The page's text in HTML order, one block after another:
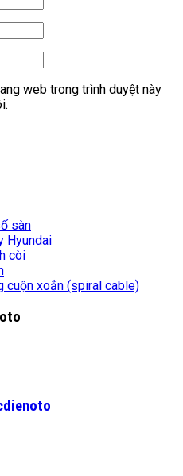
web trong trình duyệt này
sàn
Hyundai
còi
cuộn xoắn (spiral cable)